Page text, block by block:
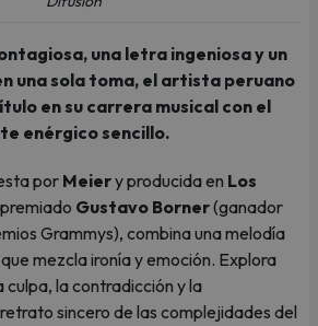
una letra ingeniosa y un
una sola toma, el artista peruano
en su carrera musical con el
enérgico sencillo.
por Meiery producida en Los
Gustavo Borner(ganador
Grammys), combina una melodía
mezcla ironía y emoción. Explora
la contradicción y la
sincero de las complejidades del